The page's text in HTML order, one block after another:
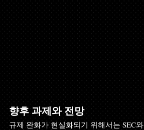
향후 과제와 전망
규제 완화가 현실화되기 위해서는 SEC